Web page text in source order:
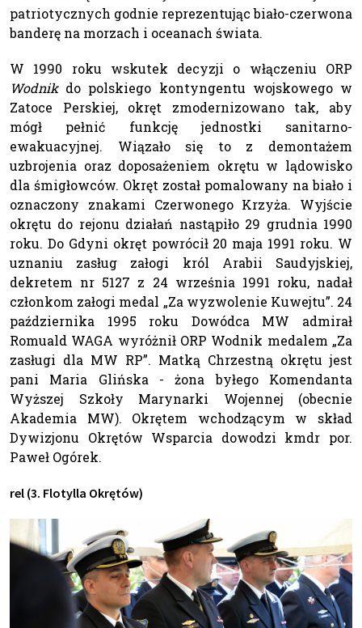
patriotycznych godnie reprezentując biało-czerwona
banderę na morzach i oceanach świata.
W 1990 roku wskutek decyzji o włączeniu ORP
Wodnikdo polskiego kontyngentu wojskowego w
Zatoce Perskiej, okręt zmodernizowano tak, aby
mógł pełnić funkcję jednostki sanitarno-
ewakuacyjnej. Wiązało się to z demontażem
uzbrojenia oraz doposażeniem okrętu w lądowisko
dla śmigłowców. Okręt został pomalowany na biało i
oznaczony znakami Czerwonego Krzyża. Wyjście
okrętu do rejonu działań nastąpiło 29 grudnia 1990
roku. Do Gdyni okręt powrócił 20 maja 1991 roku. W
uznaniu zasług załogi król Arabii Saudyjskiej,
dekretem nr 5127 z 24 września 1991 roku, nadał
członkom załogi medal „Za wyzwolenie Kuwejtu”. 24
października 1995 roku Dowódca MW admirał
Romuald WAGA wyróżnił ORP Wodnik medalem „Za
zasługi dla MW RP”. Matką Chrzestną okrętu jest
pani Maria Glińska - żona byłego Komendanta
Wyższej Szkoły Marynarki Wojennej (obecnie
Akademia MW). Okrętem wchodzącym w skład
Dywizjonu Okrętów Wsparcia dowodzi kmdr por.
Paweł Ogórek.
rel (3. Flotylla Okrętów)